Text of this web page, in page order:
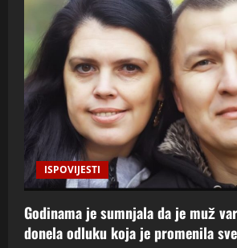
ISPOVIJESTI
Godinama je sumnjala da je muž
donela odluku koja je promenila sve